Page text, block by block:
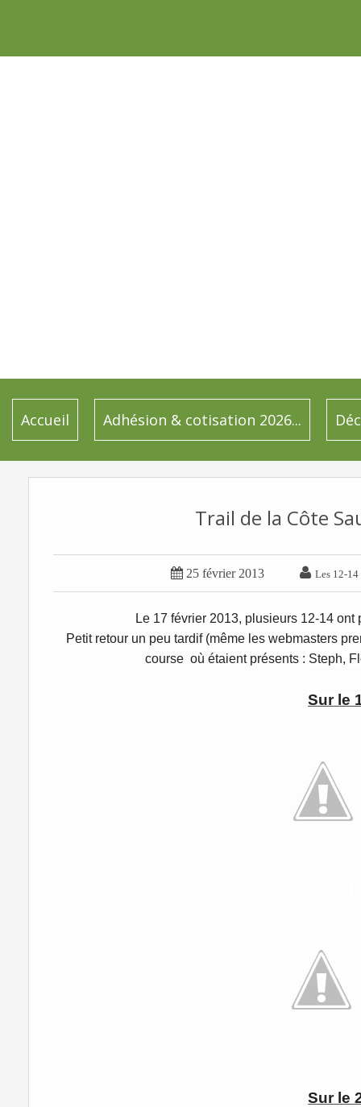
Accueil Adhésion & cotisation 2026...
Trail de la Côte
 25 février 2013  Les 12-
Le 17 février 2013, plusieurs 12-14 ont
Petit retour un peu tardif (même les webmasters
course où étaient présents : Steph,
Sur le
Sur le